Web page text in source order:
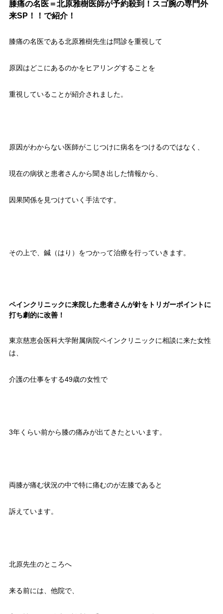
膝痛の名医＝北原雅樹医師が予約殺到！スゴ腕の専門外
来SP！！で紹介！
膝痛の名医である北原雅樹先生は問診を重視して
原因はどこにあるのかをヒアリングすることを
重視していることが紹介されました。
原因がわからない医師がこじつけに病名をつけるのではなく、
現在の病状と患者さんから聞き出した情報から、
因果関係を見つけていく手法です。
その上で、鍼（はり）をつかって治療を行っていきます。
ペインクリニックに来院した患者さんが針をトリガーポイントに
打ち劇的に改善！
東京慈恵会医科大学附属病院ペインクリニックに相談に来た女性
は、
介護の仕事をする49歳の女性で
3年くらい前から膝の痛みが出てきたといいます。
両膝が痛む状況の中で特に痛むのが左膝であると
訴えています。
北原先生のところへ
来る前には、他院で、